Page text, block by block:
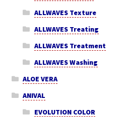
ALLWAVES Texture
ALLWAVES Treating
ALLWAVES Treatment
ALLWAVES Washing
ALOE VERA
ANIVAL
EVOLUTION COLOR